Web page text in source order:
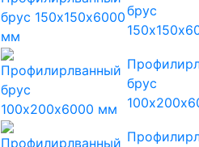
брус
брус